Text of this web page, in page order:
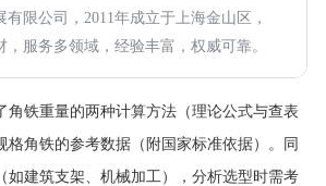
限公司，2011年成立于上海金山区，
服务多领域，经验丰富，权威可靠。
角铁重量的两种计算方法（理论公式与查表
格角铁的参考数据（附国家标准依据）。同
如建筑支架、机械加工），分析选型时需考